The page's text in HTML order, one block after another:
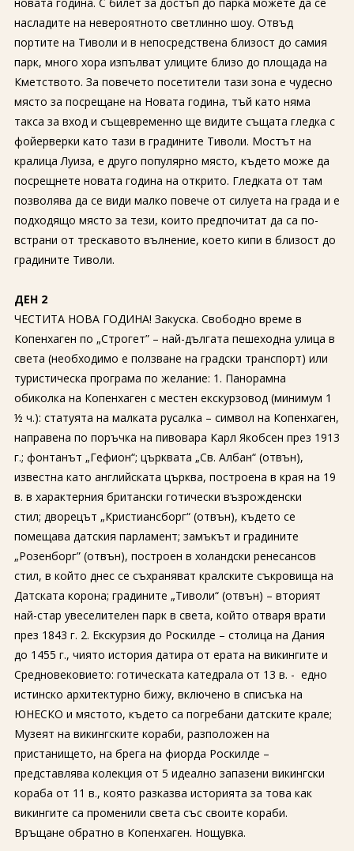
насладите на невероятното светлинно шоу. Отвъд
портите на Тиволи и в непосредствена близост до самия
парк, много хора изпълват улиците близо до площада на
Кметството. За повечето посетители тази зона е чудесно
място за посрещане на Новата година, тъй като няма
такса за вход и същевременно ще видите същата гледка с
фойерверки като тази в градините Тиволи. Мостът на
кралица Луиза, е друго популярно място, където може да
посрещнете новата година на открито. Гледката от там
позволява да се види малко повече от силуета на града и е
подходящо място за тези, които предпочитат да са по-
встрани от трескавото вълнение, което кипи в близост до
градините Тиволи.
ДЕН 2
ЧЕСТИТА НОВА ГОДИНА! Закуска. Свободно време в
Копенхаген по „Строгет” – най-дългата пешеходна улица в
света (необходимо е ползване на градски транспорт) или
туристическа програма по желание: 1. Панорамна
обиколка на Копенхаген с местен екскурзовод (минимум 1
½ ч.): статуята на малката русалка – символ на Копенхаген,
направена по поръчка на пивовара Карл Якобсен през 1913
г.; фонтанът „Гефион“; църквата „Св. Албан“ (отвън),
известна като английската църква, построена в края на 19
в. в характерния британски готически възрожденски
стил; дворецът „Кристиансборг“ (отвън), където се
помещава датския парламент; замъкът и градините
„Розенборг” (отвън), построен в холандски ренесансов
стил, в който днес се съхраняват кралските съкровища на
Датската корона; градините „Тиволи“ (отвън) – вторият
най-стар увеселителен парк в света, който отваря врати
през 1843 г. 2. Екскурзия до Роскилде – столица на Дания
до 1455 г., чиято история датира от ерата на викингите и
Средновековието: готическата катедрала от 13 в. - едно
истинско архитектурно бижу, включено в списъка на
ЮНЕСКО и мястото, където са погребани датските крале;
Музеят на викингските кораби, разположен на
пристанището, на брега на фиорда Роскилде –
представлява колекция от 5 идеално запазени викингски
кораба от 11 в., която разказва историята за това как
викингите са променили света със своите кораби.
Връщане обратно в Копенхаген. Нощувка.